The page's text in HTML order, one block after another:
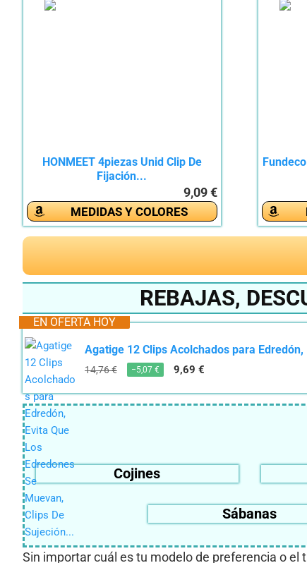
HONMEET 4piezas Unid Clip De
Fijación...
9,09 €
MEDIDAS Y COLORES
REBAJAS,
EN OFERTA HOY
Agatige 12 Clips Acolchados para
14,76 € −5,07 € 9,69 €
Cojines
Sábanas
Sin importar cuál es tu modelo de preferencia o el